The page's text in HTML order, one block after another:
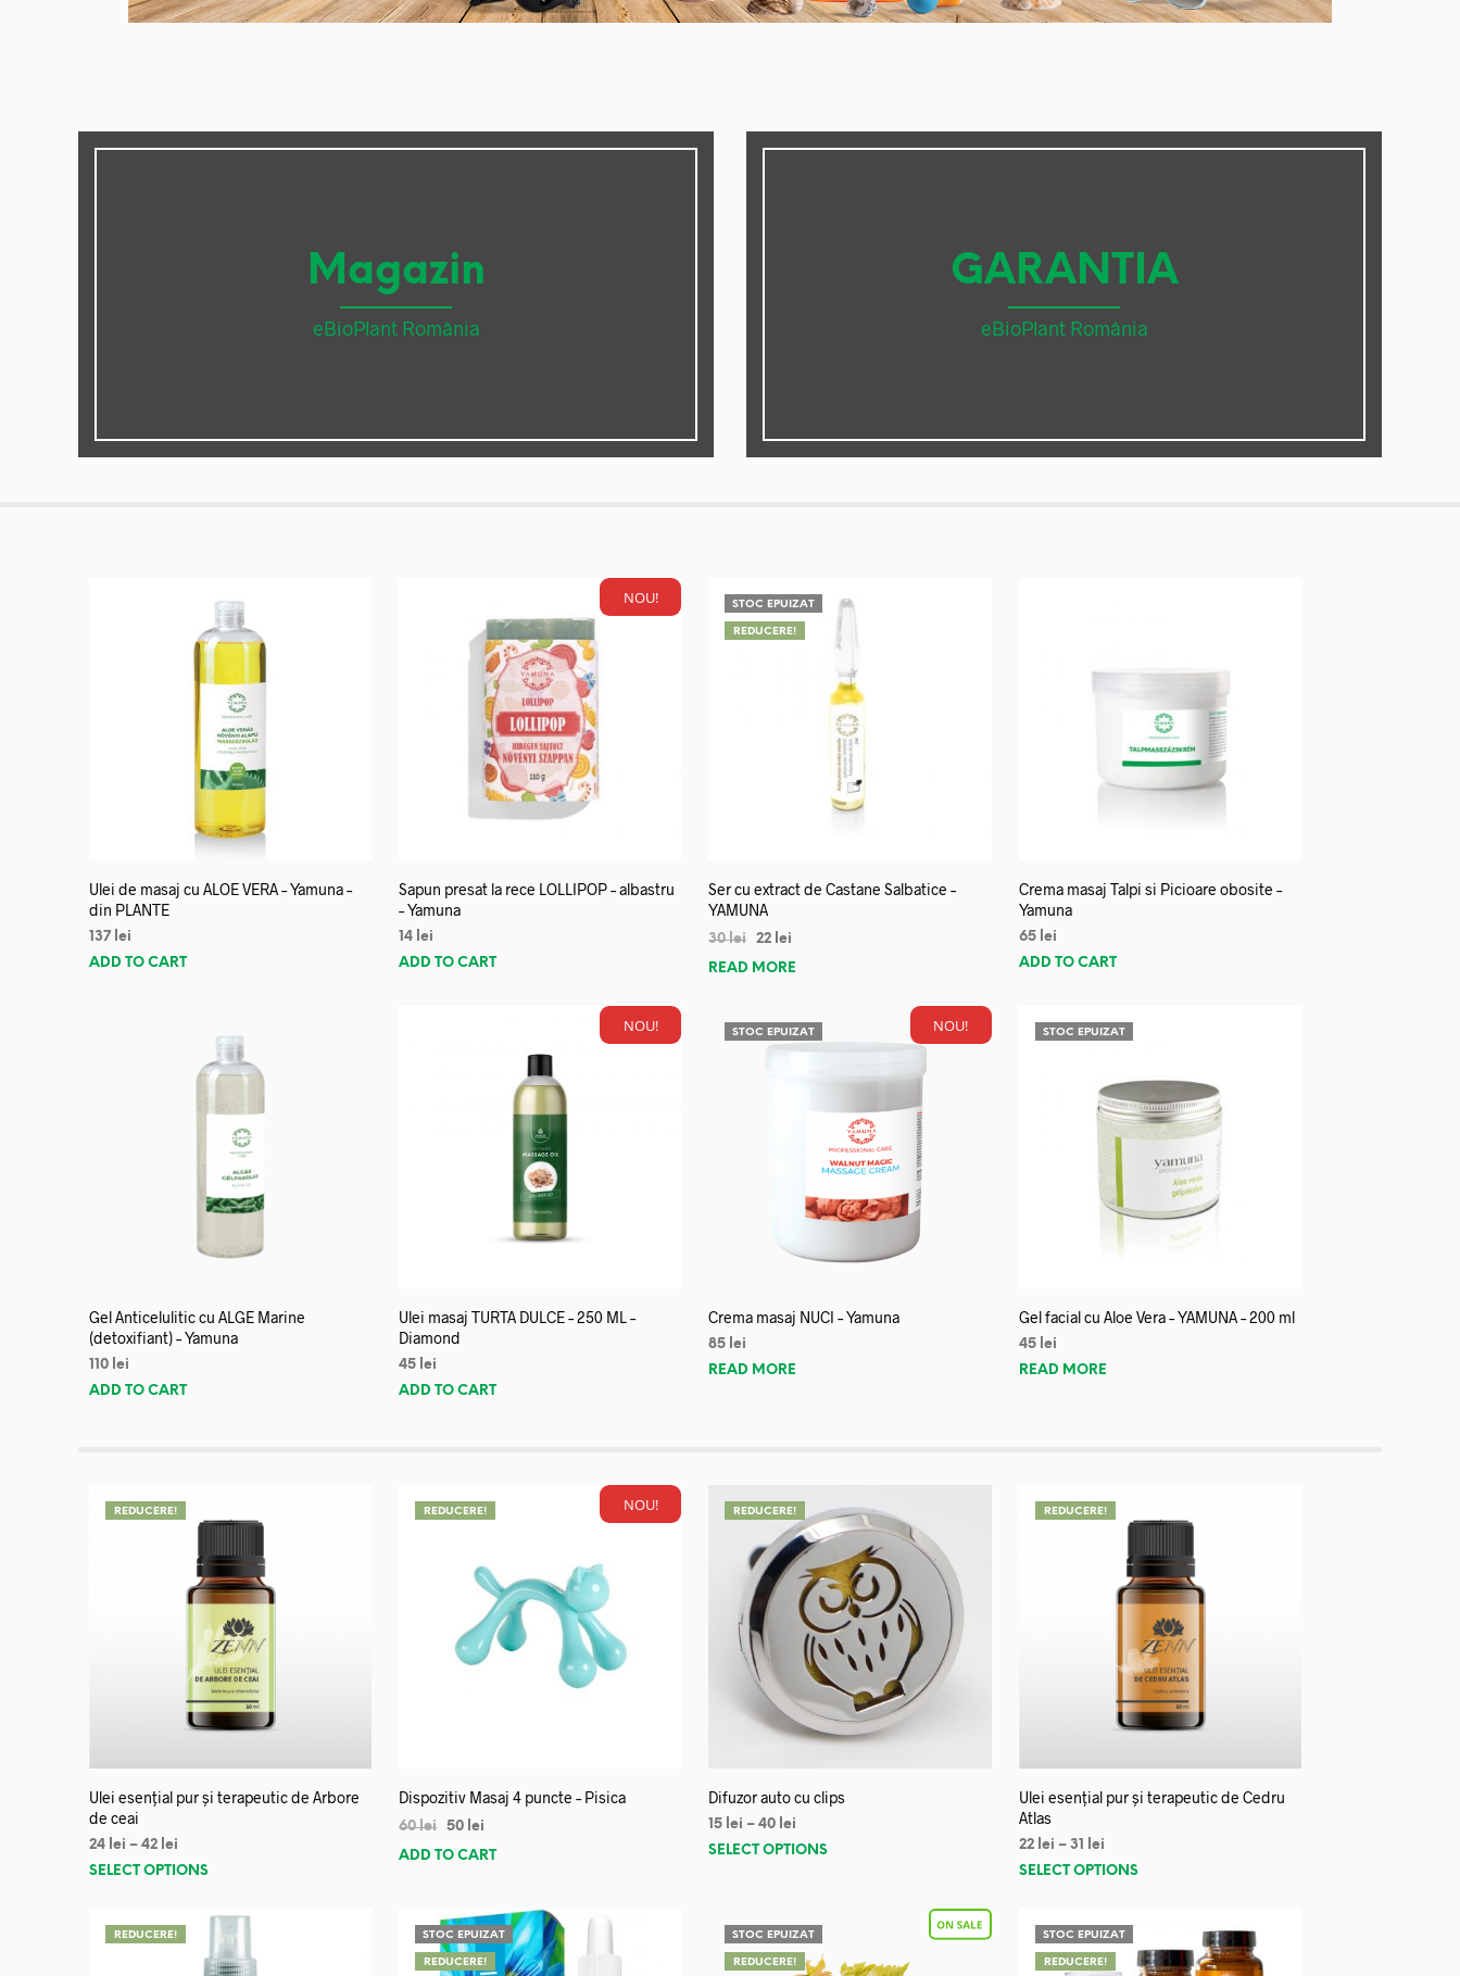
Magazin
eBioPlant România
GARANTIA
eBioPlant România
Ulei de masaj cu ALOE VERA – Yamuna –
din PLANTE
137 lei
ADD TO CART
NOU!
Sapun presat la rece LOLLIPOP – albastru
– Yamuna
14 lei
ADD TO CART
STOC EPUIZAT
REDUCERE!
Ser cu extract de Castane Salbatice –
YAMUNA
30lei 22 lei
READ MORE
Crema masaj Talpi si Picioare obosite –
Yamuna
65 lei
ADD TO CART
Gel Anticelulitic cu ALGE Marine
(detoxifiant) – Yamuna
110 lei
ADD TO CART
NOU!
Ulei masaj TURTA DULCE – 250 ML –
Diamond
45 lei
ADD TO CART
NOU!
STOC EPUIZAT
Crema masaj NUCI – Yamuna
85 lei
READ MORE
STOC EPUIZAT
Gel facial cu Aloe Vera – YAMUNA – 200 ml
45 lei
READ MORE
REDUCERE!
Ulei esențial pur și terapeutic de Arbore
de ceai
24 lei – 42 lei
SELECT OPTIONS
NOU!
REDUCERE!
Dispozitiv Masaj 4 puncte – Pisica
60lei 50 lei
ADD TO CART
REDUCERE!
Difuzor auto cu clips
15 lei –40 lei
SELECT OPTIONS
REDUCERE!
Ulei esențial pur și terapeutic de Cedru
Atlas
22 lei – 31
lei
SELECT OPTIONS
REDUCERE! STOC EPUIZAT
REDUCERE!
STOC EPUIZAT
REDUCERE!
STOC EPUIZAT
REDUCERE!